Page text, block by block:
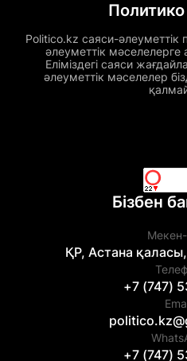
Politico.kz саяси-әлеуметтік
әлеуметтік мәселелерге
Еліміздегі саяси
әлеуметтік мәселелер
Бізбен
ҚР, Астана
+7 (747)
+7 (747)